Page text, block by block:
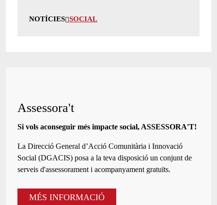
NOTÍCIES SOCIAL
Assessora't
Si vols aconseguir més impacte social, ASSESSORA'T!
La Direcció General d’Acció Comunitària i Innovació
Social (DGACIS) posa a la teva disposició un conjunt de
serveis d'assessorament i acompanyament gratuïts.
MÉS INFORMACIÓ